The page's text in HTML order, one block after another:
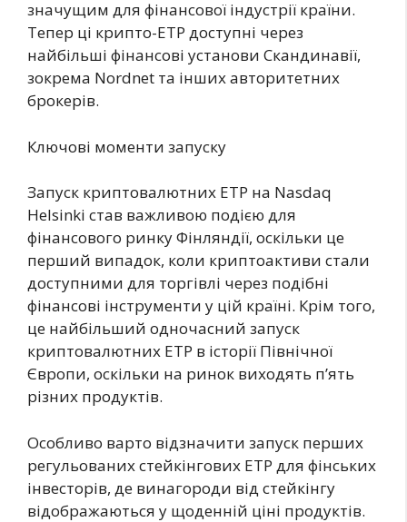
значущим для фінансової індустрії країни.
Тепер ці крипто-ETP доступні через
найбільші фінансові установи Скандинавії,
зокрема Nordnet та інших авторитетних
брокерів.
Ключові моменти запуску
Запуск криптовалютних ETP на Nasdaq
Helsinki став важливою подією для
фінансового ринку Фінляндії, оскільки це
перший випадок, коли криптоактиви стали
доступними для торгівлі через подібні
фінансові інструменти у цій країні. Крім того,
це найбільший одночасний запуск
криптовалютних ETP в історії Північної
Європи, оскільки на ринок виходять п’ять
різних продуктів.
Особливо варто відзначити запуск перших
регульованих стейкінгових ETP для фінських
інвесторів, де винагороди від стейкінгу
відображаються у щоденній ціні продуктів.